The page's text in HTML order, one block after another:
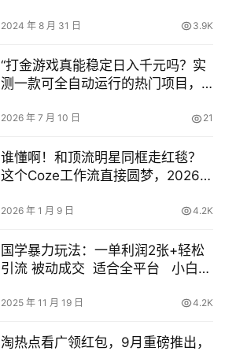
2024 年 8 月 31 日 3.9K
“打金游戏真能稳定日入千元吗？实
测一款可全自动运行的热门项目，
2026 年 7 月 10 日 21
谁懂啊！和顶流明星同框走红毯？
这个Coze工作流直接圆梦，2026保
2026 年 1 月 9 日 4.2K
国学暴力玩法：一单利润2张+轻松
引流 被动成交 适合全平台 小白首
2025 年 11 月 19 日 4.2K
淘热点看广领红包，9月重磅推出，